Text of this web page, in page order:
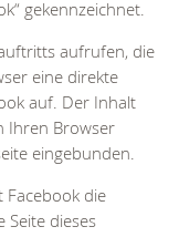
gekennzeichnet.
aufrufen, die
eine direkte
auf. Der Inhalt
Ihren Browser
eingebunden.
Facebook die
Seite dieses